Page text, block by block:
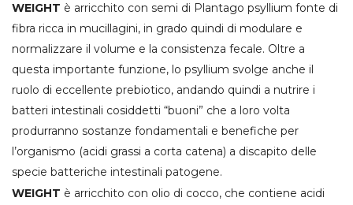
WEIGHT è arricchito con semi di Plantago psyllium fonte di
fibra ricca in mucillagini, in grado quindi di modulare e
normalizzare il volume e la consistenza fecale. Oltre a
questa importante funzione, lo psyllium svolge anche il
ruolo di eccellente prebiotico, andando quindi a nutrire i
batteri intestinali cosiddetti “buoni” che a loro volta
produrranno sostanze fondamentali e benefiche per
l’organismo (acidi grassi a corta catena) a discapito delle
specie batteriche intestinali patogene.
WEIGHT è arricchito con olio di cocco, che contiene acidi